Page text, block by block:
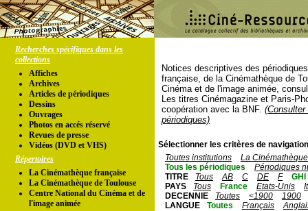
Recherches spécifiques dans les
collections
Affiches
Archives
Articles de périodiques
Dessins
Ouvrages
Photos en accés réservé
Revues de presse
Vidéos (DVD et VHS)
Répertoires
La Cinémathèque française
La Cinémathèque de Toulouse
Centre National du Cinéma et de
l'image animée
Notices descriptives des
française, de la Cinémathèque de
Cinéma et de l'image animée,
Les titres Cinémagazine et Paris-
coopération avec la BNF.
périodiques)
Sélectionner les critères de
Toutes institutions
La
Tous les périodiques
Périodiques
TITRE
Tous AB C DE F
GHI
PAYS
Tous France Etats-Unis
DECENNIE
Toutes <1900
1900
LANGUE
Toutes Français